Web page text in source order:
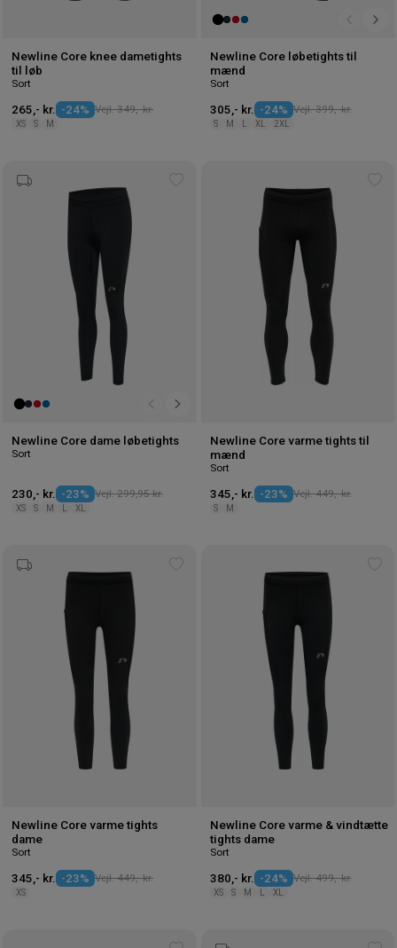
Newline Core knee dametights
til løb
Sort
265,- kr. -24% Vejl. 349,- kr.
XS S M
Newline Core løbetights til
mænd
Sort
305,- kr. -24% Vejl. 399,- kr.
S M XL 2XL
Newline Core dame løbetights
Sort
230,- kr. -23% Vejl. 299,95 kr.
XS S M XL
Newline Core varme tights til
mænd
Sort
345,- kr. -23% Vejl. 449,- kr.
S M
Newline Core varme tights
dame
Sort
345,- kr. -23% Vejl. 449,- kr.
XS
Newline Core varme & vindtætte
tights dame
Sort
380,- kr. -24% Vejl. 499,- kr.
XS S M XL